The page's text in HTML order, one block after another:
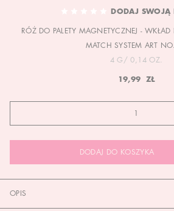
BEGINNING
DODAJ SWOJĄ
RÓŻ DO PALETY MAGNETYCZNEJ - WKŁAD
MATCH SYSTEM ART
4 G/ 0,14 OZ.
19,99 ZŁ
DODAJ DO KOSZYKA
OPIS